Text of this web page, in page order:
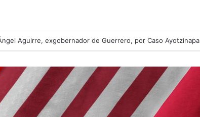
Aguirre, exgobernador de Guerrero, por Caso Ayotzinapa